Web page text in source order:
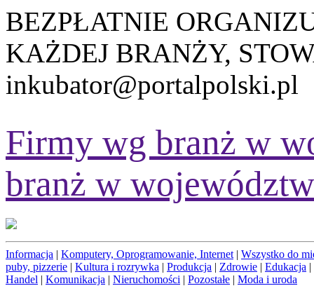
BEZPŁATNIE
KAŻDEJ BRANŻY,
inkubator@portalpolski.pl
Firmy wg branż w
branż w
Informacja | Komputery, Oprogramowanie, Internet | Wszystko do
puby, pizzerie | Kultura i rozrywka | Produkcja | Zdrowie | Edukacja |
Handel | Komunikacja | Nieruchomości | Pozostałe | Moda i uroda